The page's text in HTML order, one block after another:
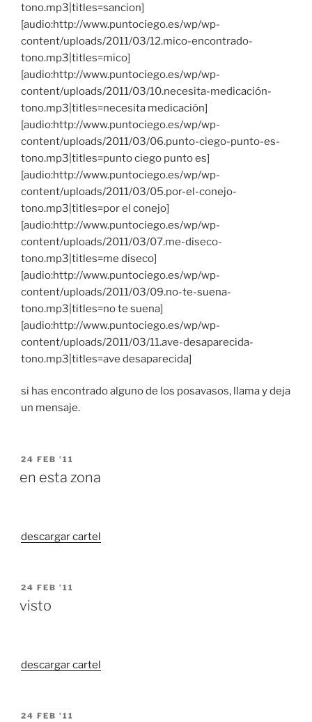
tono.mp3|titles=sancion]
[audio:http://www.puntociego.es/wp/wp-
content/uploads/2011/03/12.mico-encontrado-
tono.mp3|titles=mico]
[audio:http://www.puntociego.es/wp/wp-
content/uploads/2011/03/10.necesita-medicación-
tono.mp3|titles=necesita medicación]
[audio:http://www.puntociego.es/wp/wp-
content/uploads/2011/03/06.punto-ciego-punto-es-
tono.mp3|titles=punto ciego punto es]
[audio:http://www.puntociego.es/wp/wp-
content/uploads/2011/03/05.por-el-conejo-
tono.mp3|titles=por el conejo]
[audio:http://www.puntociego.es/wp/wp-
content/uploads/2011/03/07.me-diseco-
tono.mp3|titles=me diseco]
[audio:http://www.puntociego.es/wp/wp-
content/uploads/2011/03/09.no-te-suena-
tono.mp3|titles=no te suena]
[audio:http://www.puntociego.es/wp/wp-
content/uploads/2011/03/11.ave-desaparecida-
tono.mp3|titles=ave desaparecida]
si has encontrado alguno de los posavasos, llama y deja
un mensaje.
POSTED
24 FEB ’11
en esta zona
descargar cartel
POSTED
ON
24 FEB ’11
visto
descargar cartel
POSTED
24 FEB ’11